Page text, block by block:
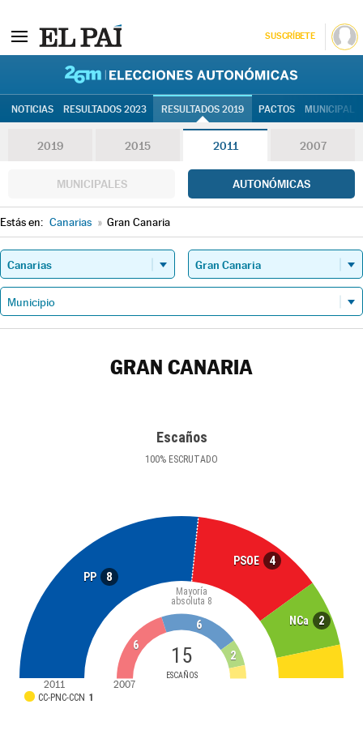
SUSCRÍBETE
NOTICIAS RESULTADOS 2023 RESULTADOS 2019 PACTOS
2019 2015 2011 2007
MUNICIPALES AUTONÓMICAS
Estás en: Canarias » Gran Canaria
GRAN CANARIA
Escaños
100% ESCRUTADO
PP 8
PSOE 4
NCa 2
15
ESCAÑOS
Mayoría
absoluta 8
CC-PNC-CCN 1
6
6
2
2011 2007